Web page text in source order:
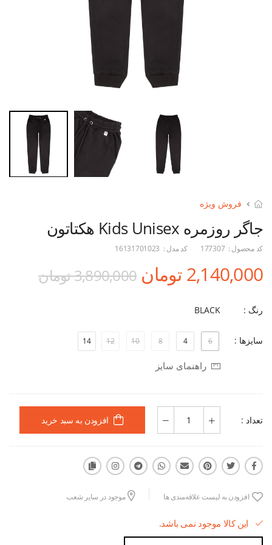
فروش ویژه
جاگر روزمره Kids Unisex هکتاتون
کد محصول : 177307 کد مدل : 16131701023
2,140,000 تومان 3,890,000 تومان
رنگ : BLACK
سایزها : 6
4
8
10
12
14
راهنمای سایز
تعداد : افزودن به سبد خرید
افزودن به لیست علاقه‌مندی ها موجود در سایر شعب
این کالا موجود نمی باشد.